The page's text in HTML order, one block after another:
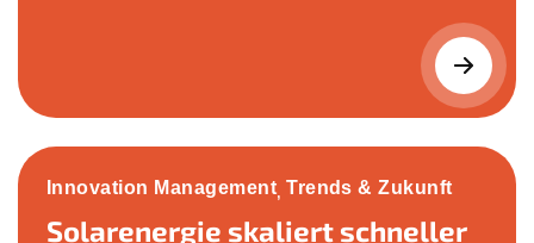
Innovation Management, Trends & Zukunft
Solarenergie skaliert schneller